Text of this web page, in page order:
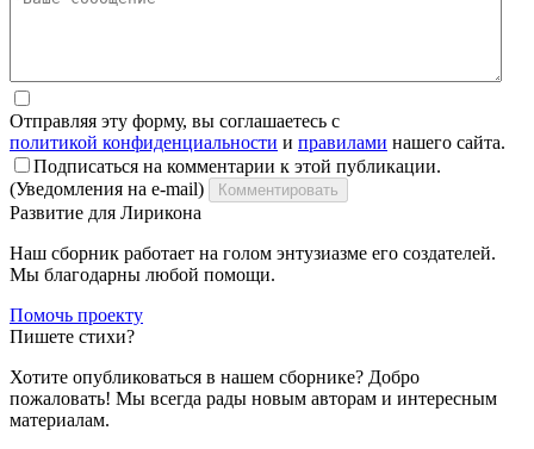
Отправляя эту форму, вы соглашаетесь с
политикой конфиденциальности и правилами нашего сайта.
Подписаться на комментарии к этой публикации.
(Уведомления на e-mail)
Комментировать
Развитие для Лирикона
Наш сборник работает на голом энтузиазме его создателей.
Мы благодарны любой помощи.
Помочь проекту
Пишете стихи?
Хотите опубликоваться в нашем сборнике? Добро
пожаловать! Мы всегда рады новым авторам и интересным
материалам.